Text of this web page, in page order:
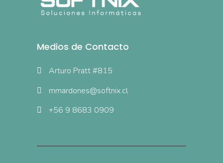
Medios de Contacto
Arturo Pratt #815
mmardones@softnix.cl
+56 9 8683 0909